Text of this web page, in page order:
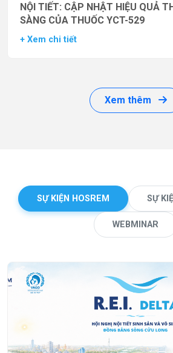
NỘI TIẾT: CẬP NHẬT HIỆU QUẢ
SÀNG CỦA THUỐC YCT-529
+ Xem chi tiết
Xem thêm
SỰ KIỆN HOSREM SỰ
WEBMINAR